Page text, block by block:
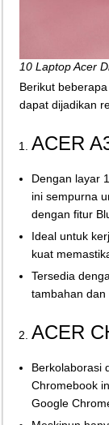
10 Laptop Acer
Berikut
dapat dijadikan
ACER
Dengan layar
ini sempurna
dengan fitur
Ideal untuk
kuat
Tersedia
tambahan dan
ACER
Berkolaborasi
Chromebook
Google